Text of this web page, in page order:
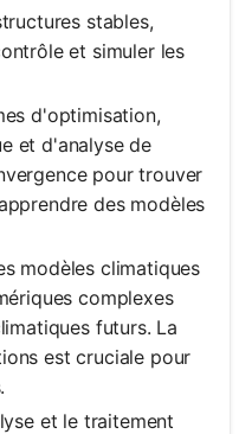
stables,
et simuler les
d'optimisation,
et d'analyse de
pour trouver
des modèles
modèles climatiques
complexes
futurs. La
est cruciale pour
et le traitement